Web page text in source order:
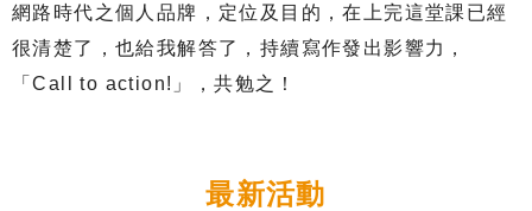
網路時代之個人品牌，定位及目的，在上完這堂課已經
很清楚了，也給我解答了，持續寫作發出影響力，
「Call to action!」，共勉之！
最新活動